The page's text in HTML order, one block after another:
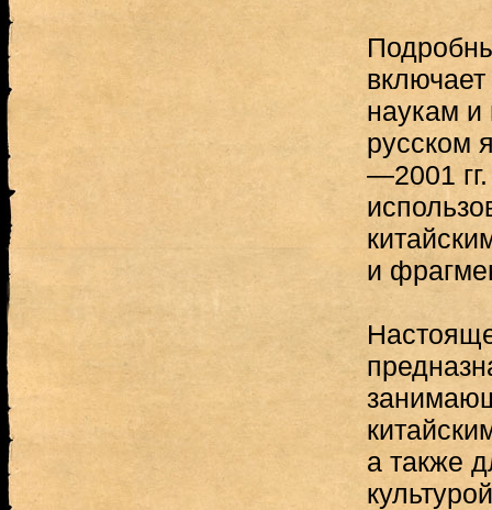
наукам и
русском
—2001
и
а также